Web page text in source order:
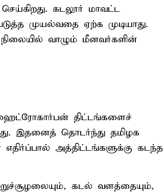
கடலூர் மாவட்ட
முயல்வதை ஏற்க முடியாது.
வாழும் மீனவர்களின்
திட்டங்களைச்
இதனைத் தொடர்ந்து தமிழக
அத்திட்டங்களுக்கு கடந்த
கடல் வளத்தையும்,